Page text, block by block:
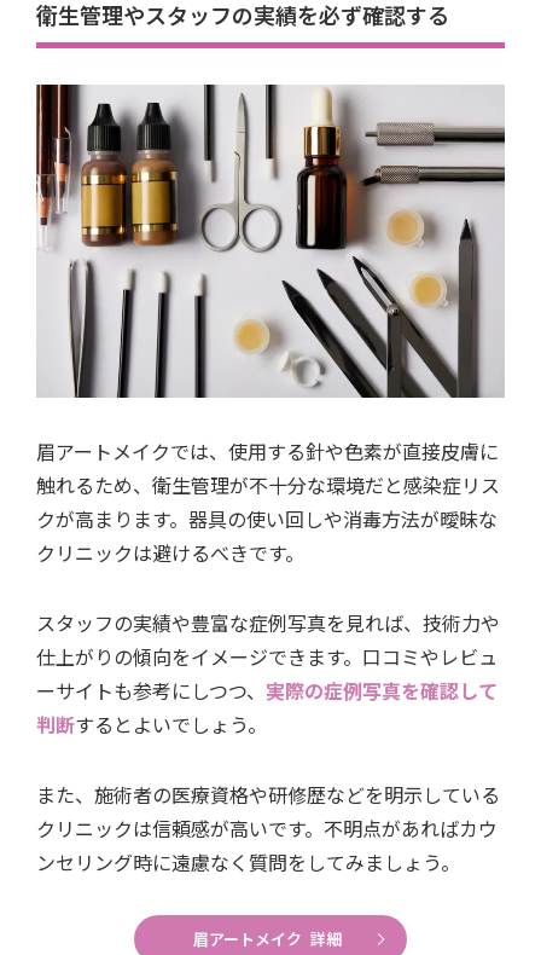
衛生管理やスタッフの実績を必ず確認する
眉アートメイクでは、使用する針や色素が直接皮膚に
触れるため、衛生管理が不十分な環境だと感染症リス
クが高まります。器具の使い回しや消毒方法が曖昧な
クリニックは避けるべきです。
スタッフの実績や豊富な症例写真を見れば、技術力や
仕上がりの傾向をイメージできます。口コミやレビュ
ーサイトも参考にしつつ、 実際の症例写真を確認して
判断するとよいでしょう。
また、施術者の医療資格や研修歴などを明示している
クリニックは信頼感が高いです。不明点があればカウ
ンセリング時に遠慮なく質問をしてみましょう。
眉アートメイク 詳細